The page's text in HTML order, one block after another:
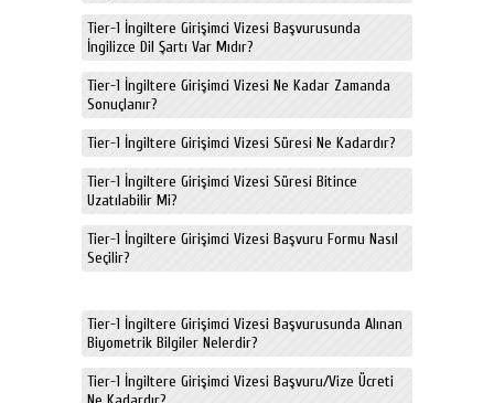
Tier-1 İngiltere Girişimci Vizesi Başvurusunda
İngilizce Dil Şartı Var Mıdır?
Tier-1 İngiltere Girişimci Vizesi Ne Kadar Zamanda
Sonuçlanır?
Tier-1 İngiltere Girişimci Vizesi Süresi Ne Kadardır?
Tier-1 İngiltere Girişimci Vizesi Süresi Bitince
Uzatılabilir Mi?
Tier-1 İngiltere Girişimci Vizesi Başvuru Formu Nasıl
Seçilir?
Tier-1 İngiltere Girişimci Vizesi Başvurusunda Alınan
Biyometrik Bilgiler Nelerdir?
Tier-1 İngiltere Girişimci Vizesi Başvuru/Vize Ücreti